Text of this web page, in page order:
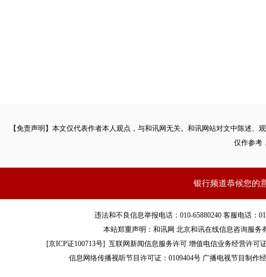
【免责声明】本文仅代表作者本人观点，与和讯网无关。和讯网站对文中陈述
仅作参考
银行频道恭候您的
违法和不良信息举报电话：010-65880240 客服电话：
本站郑重声明：和讯网 北京和讯在线信息咨询服
[京ICP证100713号]互联网新闻信息服务许可 增值电信业务经营许可
信息网络传播视听节目许可证：0109404号 广播电视节目制作